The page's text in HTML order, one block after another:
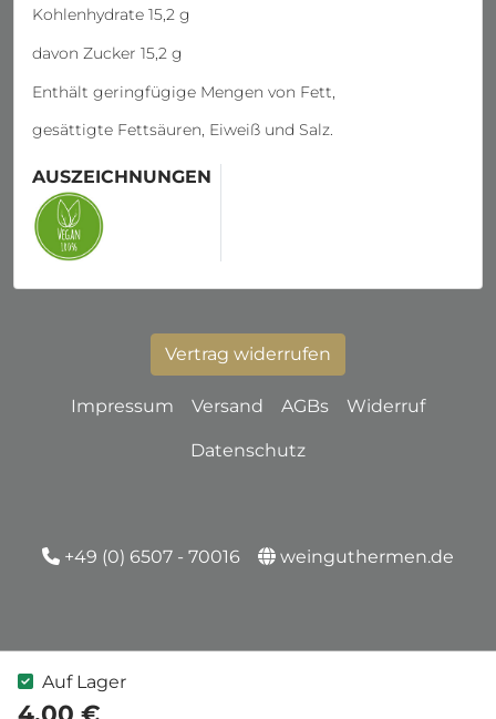
Auf Lager
Kohlenhydrate 15,2 g
davon Zucker 15,2 g
Enthält geringfügige Mengen von Fett,
gesättigte Fettsäuren, Eiweiß und Salz.
AUSZEICHNUNGEN
Vertrag widerrufen
Impressum Versand AGBs Widerruf
Datenschutz
+49 (0) 6507 - 70016 weinguthermen.de